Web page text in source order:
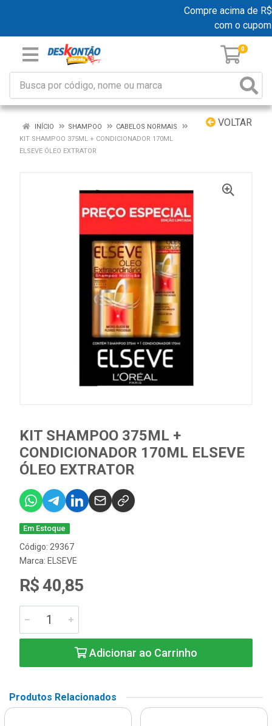
Compre acima de
com o cupom
0
VOLTAR
INÍCIO SHAMPOO
CABELOS NORMAIS
KIT SHAMPOO 375ML + CONDICIONADOR 170ML
ELSEVE ÓLEO EXTRATOR
KIT SHAMPOO 375ML +
CONDICIONADOR 170ML ELSEVE
ÓLEO EXTRATOR
Em Estoque
Código: 29367
Marca: ELSEVE
R$ 40,85
Adicionar ao Carrinho
Produtos Relacionados